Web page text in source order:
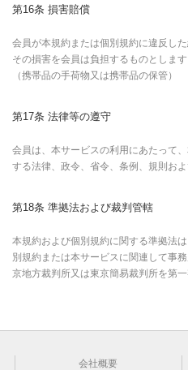
第16条 損害賠償
会員が本規約または個別規約に違反し
その損害を会員は負担するものとします
（携帯品の手荷物又は携帯品の保管）
第17条 法律等の遵守
会員は、本サービスの利用にあたって
する法律、政令、省令、条例、規則お
第18条 準拠法および裁判管轄
本規約および個別規約に関する準拠法
別規約または本サービスに関連して事
京地方裁判所又は東京簡易裁判所を第
会社概要